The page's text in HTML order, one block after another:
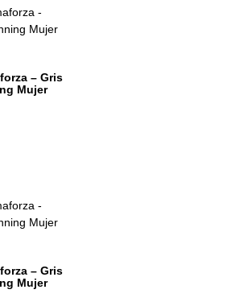
– Gris
Mujer
– Gris
Mujer